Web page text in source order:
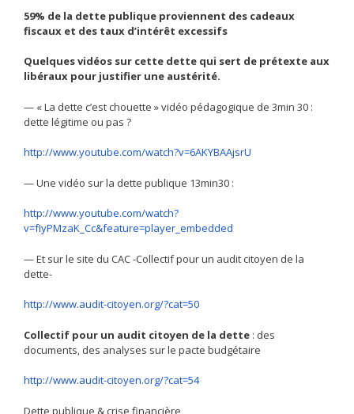
59% de la dette publique proviennent des cadeaux
fiscaux et des taux d’intérêt excessifs
Quelques vidéos sur cette dette qui sert de prétexte aux
libéraux pour justifier une austérité.
— « La dette c’est chouette » vidéo pédagogique de 3min 30 :
dette légitime ou pas ?
http://www.youtube.com/watch?v=6AKYBAAjsrU
— Une vidéo sur la dette publique 13min30 :
http://www.youtube.com/watch?
v=fIyPMzaK_Cc&feature=player_embedded
— Et sur le site du CAC -Collectif pour un audit citoyen de la
dette-
http://www.audit-citoyen.org/?cat=50
Collectif pour un audit citoyen de la dette : des
documents, des analyses sur le pacte budgétaire
http://www.audit-citoyen.org/?cat=54
Dette publique & crise financière